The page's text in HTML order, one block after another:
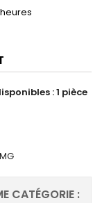
heures
: 1 pièce
CATÉGORIE :